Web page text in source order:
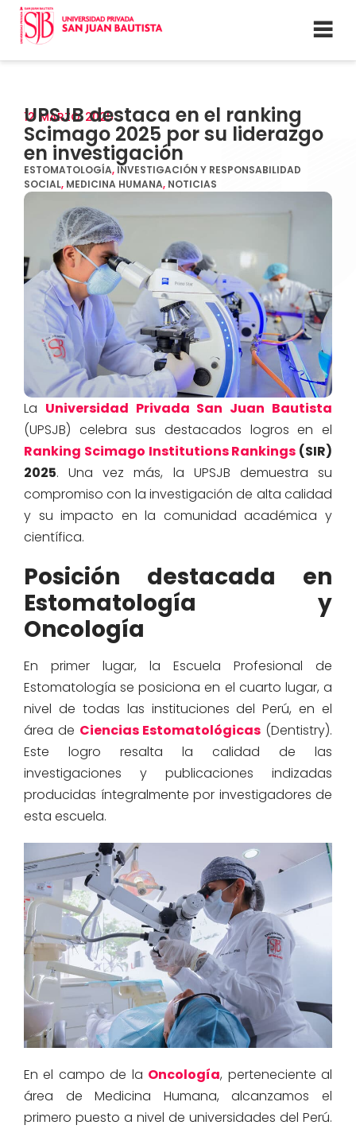
12 MARZO 2025
UPSJB destaca en el ranking
Scimago 2025 por su liderazgo
en investigación
ESTOMATOLOGÍA, INVESTIGACIÓN Y RESPONSABILIDAD
SOCIAL, MEDICINA HUMANA, NOTICIAS
La Universidad Privada San Juan Bautista
(UPSJB) celebra sus destacados logros en el
Ranking Scimago Institutions Rankings (SIR)
2025. Una vez más, la UPSJB demuestra su
compromiso con la investigación de alta calidad
y su impacto en la comunidad académica y
científica.
Posición destacada en
Estomatología y
Oncología
En primer lugar, la Escuela Profesional de
Estomatología se posiciona en el cuarto lugar, a
nivel de todas las instituciones del Perú, en el
área de Ciencias Estomatológicas (Dentistry).
Este logro resalta la calidad de las
investigaciones y publicaciones indizadas
producidas íntegralmente por investigadores de
esta escuela.
En el campo de la Oncología, perteneciente al
área de Medicina Humana, alcanzamos el
primero puesto a nivel de universidades del Perú.